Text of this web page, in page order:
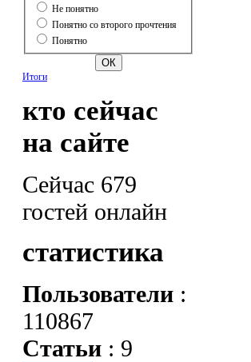
Не понятно
Понятно со второго прочтения
Понятно
Итоги
кто сейчас
на сайте
Сейчас 679
гостей онлайн
статистика
Пользователи :
110867
Статьи : 9